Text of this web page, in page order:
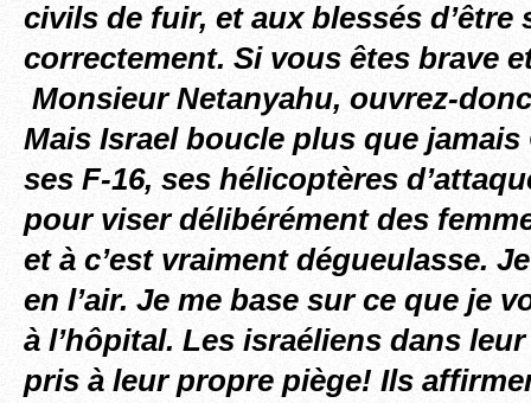
civils de fuir, et aux blessés d’être
correctement. Si vous êtes brave
Monsieur Netanyahu, ouvrez-
Mais Israel boucle plus que jamais
ses F-16, ses hélicoptères
pour viser délibérément des
et à c’est vraiment dégueulasse.
en l’air. Je me base sur ce que je
à l’hôpital. Les israéliens dans
pris à leur propre piège! Ils